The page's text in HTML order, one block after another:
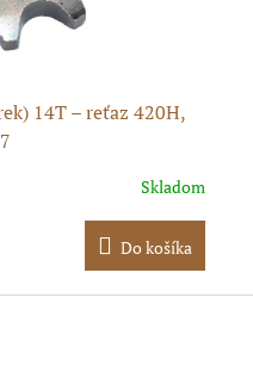
14T – reťaz 420H,
Skladom
Do košíka